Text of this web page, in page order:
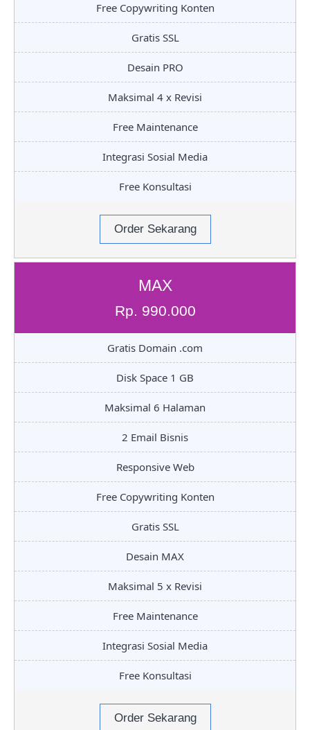
Free Copywriting Konten
Gratis SSL
Desain PRO
Maksimal 4 x Revisi
Free Maintenance
Integrasi Sosial Media
Free Konsultasi
Order Sekarang
MAX
Rp. 990.000
Gratis Domain .com
Disk Space 1 GB
Maksimal 6 Halaman
2 Email Bisnis
Responsive Web
Free Copywriting Konten
Gratis SSL
Desain MAX
Maksimal 5 x Revisi
Free Maintenance
Integrasi Sosial Media
Free Konsultasi
Order Sekarang